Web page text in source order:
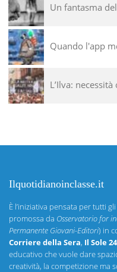
Un fantasma
Quando l'app
L’Ilva:
Ilquotidianoinclasse.it
È l’iniziativa pensata per tutti
promossa da Osservatorio for
Permanente Giovani-Editori) in
Corriere della Sera, Il Sole
educativo che vuole dare
creatività, la competizione ma